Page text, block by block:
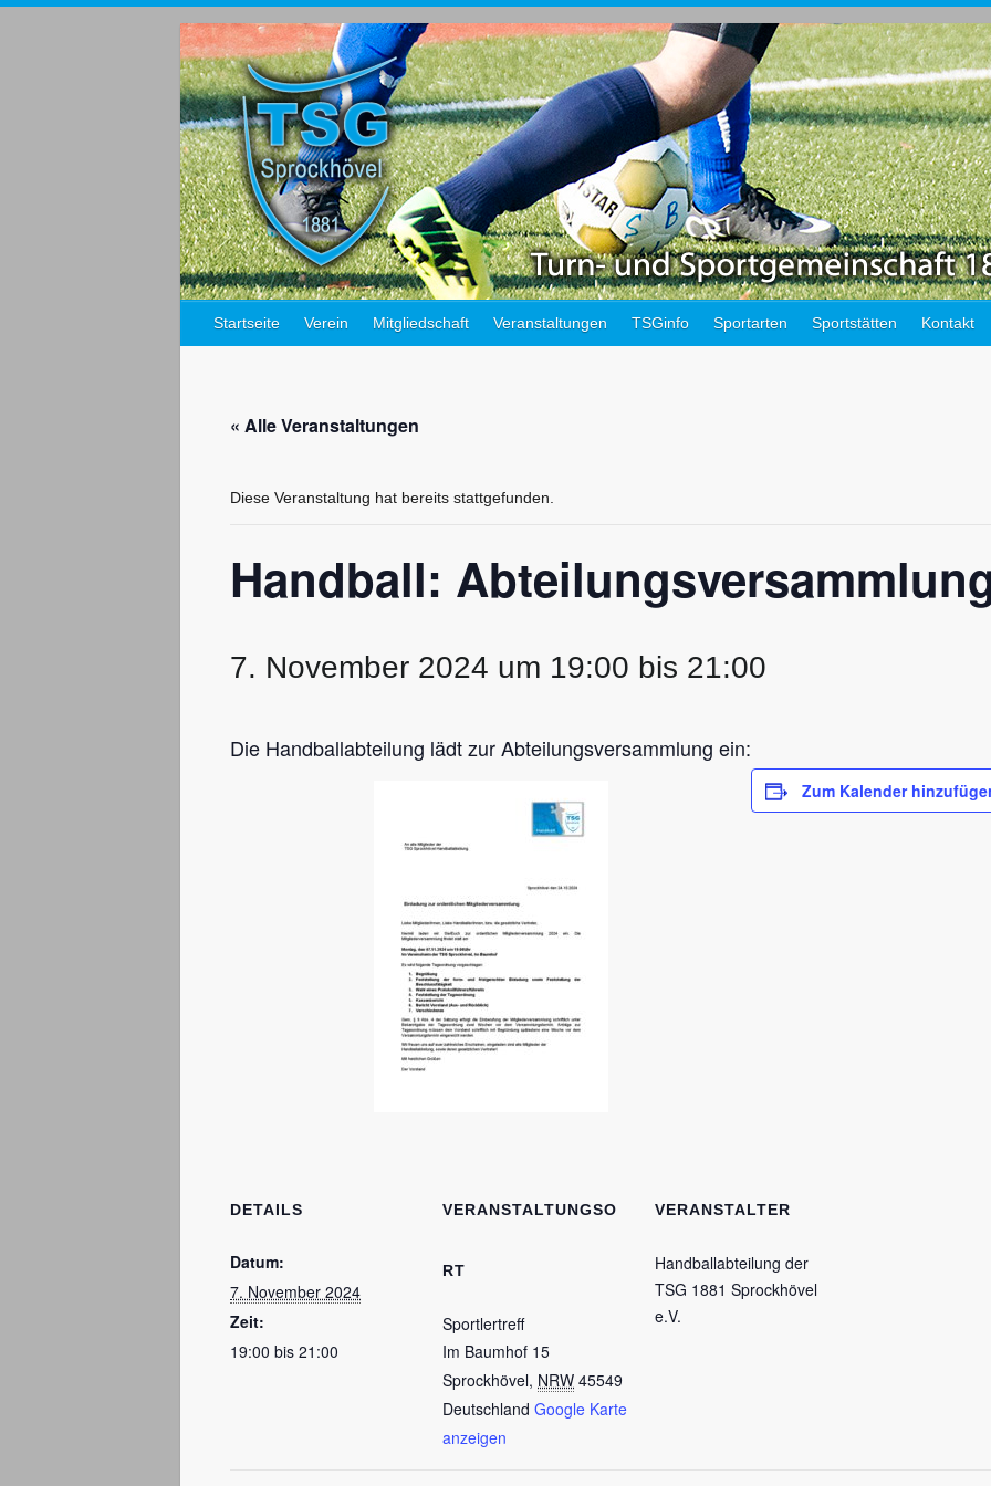
Startseite Verein Mitgliedschaft Veranstaltungen TSGinfo Sportarten Sportstätten Kontakt
« Alle Veranstaltungen
Diese Veranstaltung hat bereits stattgefunden.
Handball:
7. November 2024 um 19:00 bis 21:00
Die Handballabteilung lädt zur Abteilungsversammlung ein:
Zum Kalender
DETAILS
Datum:
7. November 2024
Zeit:
19:00 bis 21:00
VERANSTALTUNGSO
RT
Sportlertreff
Im Baumhof 15
Sprockhövel, NRW 45549
Deutschland Google Karte
anzeigen
VERANSTALTER
Handballabteilung der
TSG 1881 Sprockhövel
e.V.